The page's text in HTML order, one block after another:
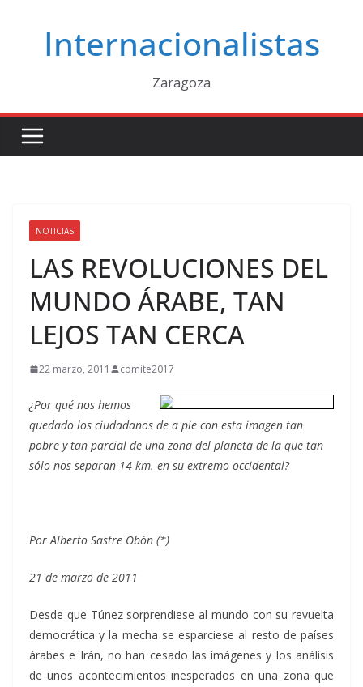
contenidoInternacionalistas
Zaragoza
NOTICIAS
LAS REVOLUCIONES DEL
MUNDO ÁRABE, TAN
LEJOS TAN CERCA
22 marzo, 2011 comite2017
¿Por qué nos hemos
quedado los ciudadanos de a pie con esta imagen tan
pobre y tan parcial de una zona del planeta de la que tan
sólo nos separan 14 km. en su extremo occidental?
Por Alberto Sastre Obón (*)
21 de marzo de 2011
Desde que Túnez sorprendiese al mundo con su revuelta
democrática y la mecha se esparciese al resto de países
árabes e Irán, no han cesado las imágenes y los análisis
de unos acontecimientos inesperados en una zona que